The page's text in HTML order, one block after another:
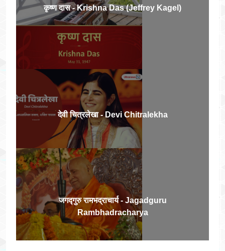
कृष्ण दास - Krishna Das (Jeffrey Kagel)
देवी चित्रलेखा - Devi Chitralekha
जगद्गुरु रामभद्राचार्य - Jagadguru
Rambhadracharya